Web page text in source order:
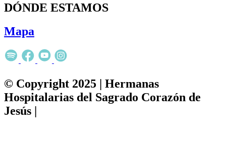
DÓNDE ESTAMOS
Mapa
© Copyright 2025 | Hermanas
Hospitalarias del Sagrado Corazón de
Jesús |